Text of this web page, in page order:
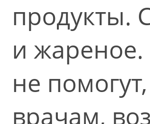
продукты.
и
не
врачам,